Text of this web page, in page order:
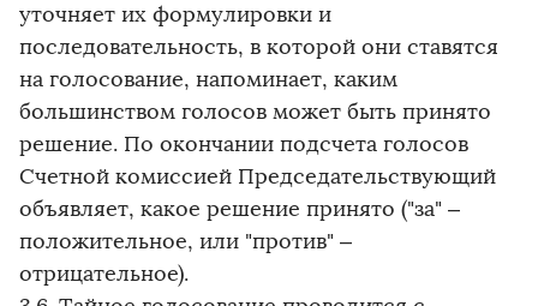
уточняет их формулировки и
последовательность, в которой они ставятся
на голосование, напоминает, каким
большинством голосов может быть принято
решение. По окончании подсчета голосов
Счетной комиссией Председательствующий
объявляет, какое решение принято ("за" –
положительное, или "против" –
отрицательное).